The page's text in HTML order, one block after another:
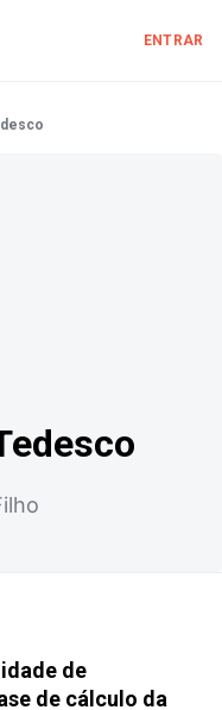
ENTRAR
de
de cálculo da